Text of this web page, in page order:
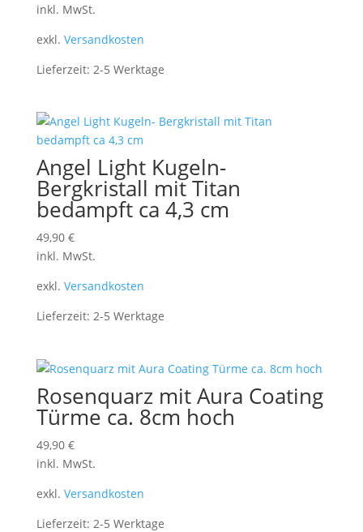
inkl. MwSt.
exkl. Versandkosten
Lieferzeit: 2-5 Werktage
Angel Light Kugeln-
Bergkristall mit Titan
bedampft ca 4,3 cm
49,90 €
inkl. MwSt.
exkl. Versandkosten
Lieferzeit: 2-5 Werktage
Rosenquarz mit Aura Coating
Türme ca. 8cm hoch
49,90 €
inkl. MwSt.
exkl. Versandkosten
Lieferzeit: 2-5 Werktage